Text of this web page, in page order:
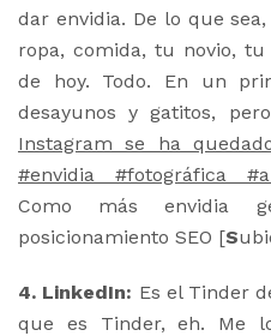
dar envidia. De lo que
ropa, comida, tu novio,
de hoy. Todo. En un
desayunos y gatitos,
Instagram se ha
#envidia #fotográfica
Como más envidia
posicionamiento SEO [S
4. LinkedIn: Es el Tinder
que es Tinder, eh. Me